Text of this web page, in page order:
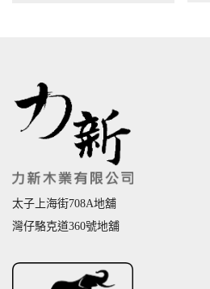
太子上海街708A地舖
灣仔駱克道360號地舖